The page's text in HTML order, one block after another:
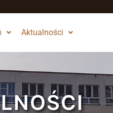
Aktualności